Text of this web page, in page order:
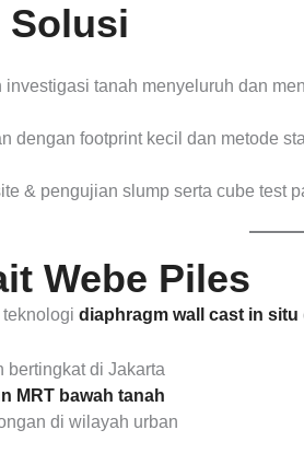
Solusi
tanah menyeluruh dan
dengan footprint kecil dan metode
& pengujian slump serta cube test
Webe Piles
diaphragm wall cast in situ
bertingkat di Jakarta
MRT bawah tanah
di wilayah urban